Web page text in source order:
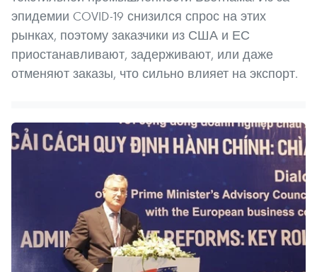
эпидемии COVID-19 снизился спрос на этих
рынках, поэтому заказчики из США и ЕС
приостанавливают, задерживают, или даже
отменяют заказы, что сильно влияет на экспорт.